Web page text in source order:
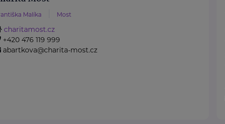
Malíka Most
charitamost.cz
+420 476 119 999
abartkova@charita-most.cz